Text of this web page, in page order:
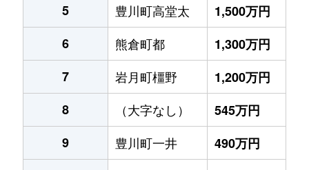
5
豊川町高堂太
1,500万円
6
熊倉町都
1,300万円
7
岩月町橿野
1,200万円
8
（大字なし）
545万円
9
豊川町一井
490万円